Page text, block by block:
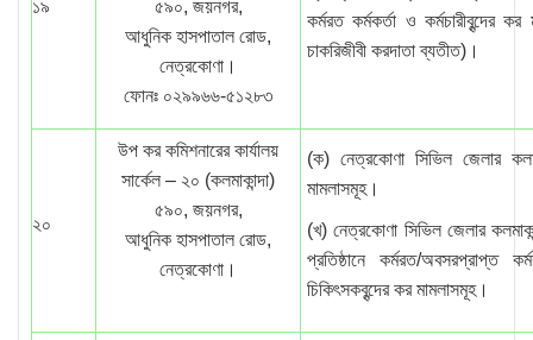
১৯
৫৯০, জয়নগর,
আধুনিক হাসপাতাল রোড,
নেত্রকোণা।
ফোনঃ ০২৯৯৬৬-৫১২৮৩
কর্মরত কর্মকর্তা ও কর্মচারীবৃন্দের কর
চাকরিজীবী করদাতা ব্যতীত)।
২০
উপ কর কমিশনারের কার্যালয়
সার্কেল – ২০ (কলমাকান্দা)
৫৯০, জয়নগর,
আধুনিক হাসপাতাল রোড,
নেত্রকোণা।
(ক) নেত্রকোণা সিভিল জেলার
মামলাসমূহ।
(খ) নেত্রকোণা সিভিল জেলার
প্রতিষ্ঠানে কর্মরত/অবসরপ্রাপ্ত
চিকিৎসকবৃন্দের কর মামলাসমূহ।